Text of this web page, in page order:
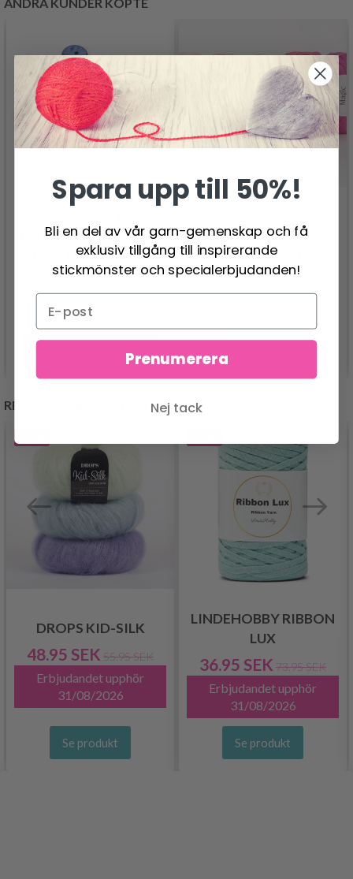
PÄRLEMORKNAPPAR,
BLÅ, 15 MM, 10 ST
Lägg till varukorgen
DROPS MAGIC
14.95 SEK
REKOMMENDERAS FÖR DIG
DROPS KID-SILK
48.95 SEK 55.95 SEK
Erbjudandet upphör
31/08/2026
Se produkt
LINDEHOBBY RIBBON
LUX
36.95 SEK 73.95 SEK
Erbjudandet upphör
31/08/2026
Se produkt
Spara upp till 50%!
Bli en del av vår garn-gemenskap och få
exklusiv tillgång till inspirerande
stickmönster och specialerbjudanden!
Prenumerera
Nej tack